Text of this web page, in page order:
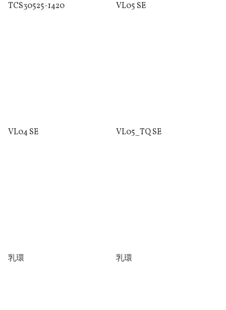
TCS30525-1420 VL05 SE
VL04 SE VL05_TQ SE
乳環 乳環